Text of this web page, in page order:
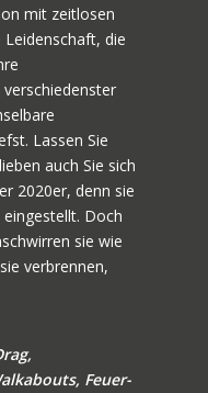
mit zeitlosen
Leidenschaft, die
Lassen Sie
auch Sie sich
2020er, denn sie
Doch
sie wie
verbrennen,
Feuer-